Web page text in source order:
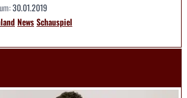
30.01.2019
NewsSchauspiel